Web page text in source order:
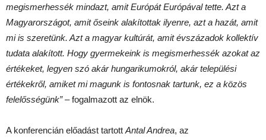
megismerhessék mindazt, amit Európát Európával tette. Azt a
Magyarországot, amit őseink alakítottak ilyenre, azt a hazát, amit
mi is szeretünk. Azt a magyar kultúrát, amit évszázadok kollektív
tudata alakított. Hogy gyermekeink is megismerhessék azokat az
értékeket, legyen szó akár hungarikumokról, akár települési
értékekről, amiket mi magunk is fontosnak tartunk, ez a közös
felelősségünk”– fogalmazott az elnök.
A konferencián előadást tartott Antal Andrea, az